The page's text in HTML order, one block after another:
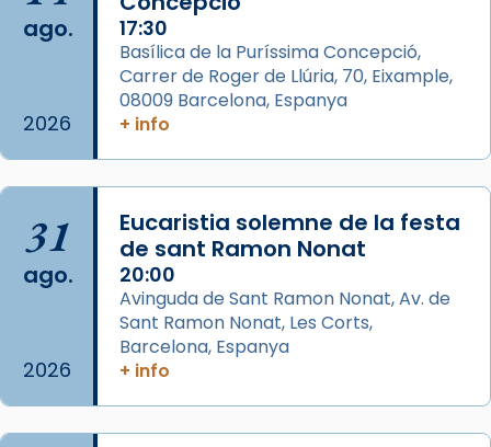
Foto
View on Facebook · Share
Arquebisbat de Barcelona
Jaume, fill de Zebedeu, és juntament amb el
seu germà Joan i Pere un dels que
acompanyava més de prop Jesús.
Segons el llibre dels Fets (12,2) fou el primer
apòstol màrtir, decapitat a Jerusalem per
Herodes Agripa (vers l'any 44).
Patró de Galícia, després de les invasions
musulmanes fou venerat com a patró dels
Regnes castellans i més tard de tota
ago.
2026
17:30
Basílica de la Puríssima Concepció,
Carrer de Roger de Llúria, 70, Eixample,
08009 Barcelona, Espanya
+ info
31
ago.
2026
Eucaristia solemne de la festa
de sant Ramon Nonat
20:00
Avinguda de Sant Ramon Nonat, Av. de
Sant Ramon Nonat, Les Corts,
Barcelona, Espanya
+ info